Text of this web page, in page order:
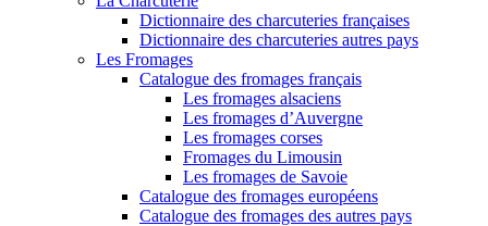
Dictionnaire des charcuteries françaises
Dictionnaire des charcuteries autres pays
Les Fromages
Catalogue des fromages français
Les fromages alsaciens
Les fromages d’Auvergne
Les fromages corses
Fromages du Limousin
Les fromages de Savoie
Catalogue des fromages européens
Catalogue des fromages des autres pays